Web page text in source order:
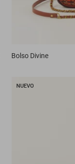
Bolso Divine
NUEVO